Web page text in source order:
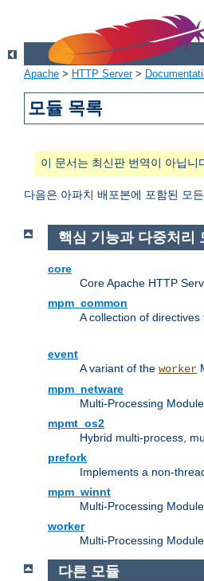
Apache > HTTP Server>
모듈 목록
이 문서는 최신판 번역이 아닙
다음은 아파치 배포본에 포함된 모
핵심 기능과 다중처리
core
Core Apache HTTP
mpm_common
A collection of
event
A variant of the worker
mpm_netware
Multi-Processing
mpmt_os2
Hybrid multi-process,
prefork
Implements a non-
mpm_winnt
Multi-Processing
worker
Multi-Processing
다른 모듈